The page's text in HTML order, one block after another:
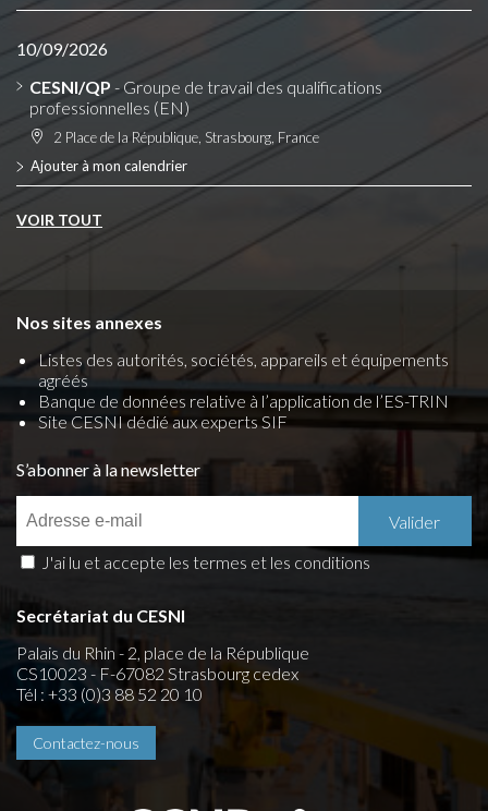
10/09/2026
CESNI/QP - Groupe de travail des qualifications
professionnelles (EN)
2 Place de la République, Strasbourg, France
Ajouter à mon calendrier
VOIR TOUT
Nos sites annexes
Listes des autorités, sociétés, appareils et équipements
agréés
Banque de données relative à l’application de l’ES-TRIN
Site CESNI dédié aux experts SIF
S’abonner à la newsletter
J'ai lu et accepte les termes et les conditions
Secrétariat du CESNI
Palais du Rhin - 2, place de la République
CS10023 - F-67082 Strasbourg cedex
Tél : +33 (0)3 88 52 20 10
Contactez-nous